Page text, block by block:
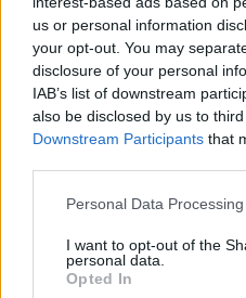
us or personal information
your opt-out. You may
disclosure of your personal
IAB’s list of downstream
also be disclosed by us to
Downstream Participants that
Please note that this website/
not limited to your visit or
grant or deny consent to
use your data for below
Personal Data
I want to opt-out of the
personal data.
Opted In
Come scegliere gli esami
economia